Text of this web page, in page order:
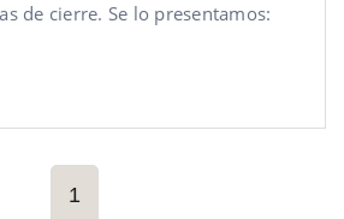
de cierre. Se lo presentamos:
1